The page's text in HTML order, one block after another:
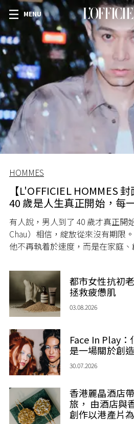
MENU
HOMMES
【L'OFFICIEL HOMMES
40 歲是人生真正開始，每
有人說，男人到了 40 歲才真正開
Chau）相信，綻放從來沒有期限
他不再執着於速度，而是在家庭
都市女性抗初
拯救疲憊肌
03.08.2026
Face In Play：
是一場關於創
30.07.2026
香港麗晶酒店
旅， 由酒店與
創作以港產片